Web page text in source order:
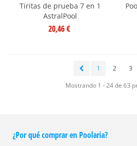
Tiritas de prueba 7 en 1
AstralPool
20,46 €
1 2
3
Mostrando 1 - 24 de 63
¿Por qué comprar en Poolaria?